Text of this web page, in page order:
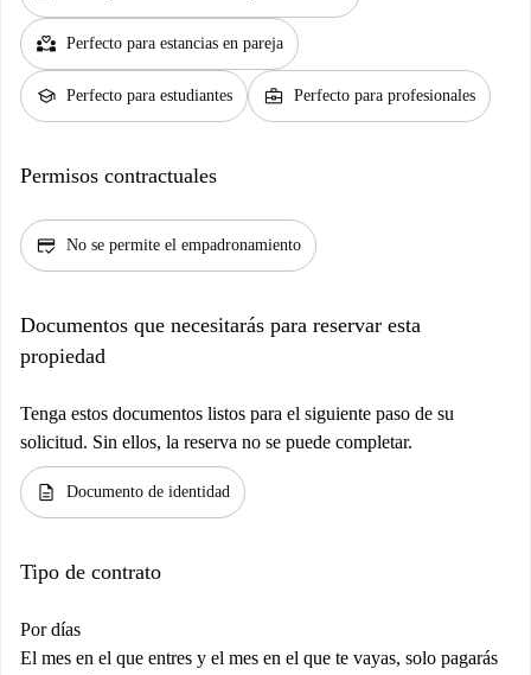
partner_heart Perfecto para estancias en pareja
school Perfecto para estudiantes business_center Perfecto para profesionales
Permisos contractuales
credit_score No se permite el empadronamiento
Documentos que necesitarás para reservar esta
propiedad
Tenga estos documentos listos para el siguiente paso de su
solicitud. Sin ellos, la reserva no se puede completar.
description Documento de identidad
Tipo de contrato
Por días
El mes en el que entres y el mes en el que te vayas, solo pagarás